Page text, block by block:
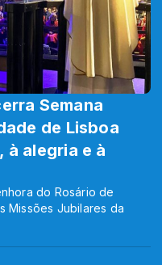
Semana
de Lisboa
à alegria e à
do Rosário de
Missões Jubilares da